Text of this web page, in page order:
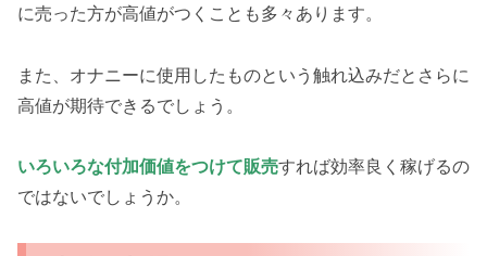
に売った方が高値がつくことも多々あります。
また、オナニーに使用したものという触れ込みだとさらに
高値が期待できるでしょう。
いろいろな付加価値をつけて販売すれば効率良く稼げるの
ではないでしょうか。